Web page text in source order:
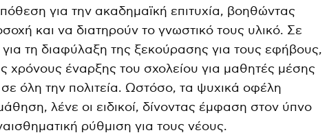
για την ακαδημαϊκή επιτυχία, βοηθώντας
και να διατηρούν το γνωστικό τους υλικό. Σε
τη διαφύλαξη της ξεκούρασης για τους εφήβους,
χρόνους έναρξης του σχολείου για μαθητές μέσης
όλη την πολιτεία. Ωστόσο, τα ψυχικά οφέλη
λένε οι ειδικοί, δίνοντας έμφαση στον ύπνο
ρύθμιση για τους νέους.